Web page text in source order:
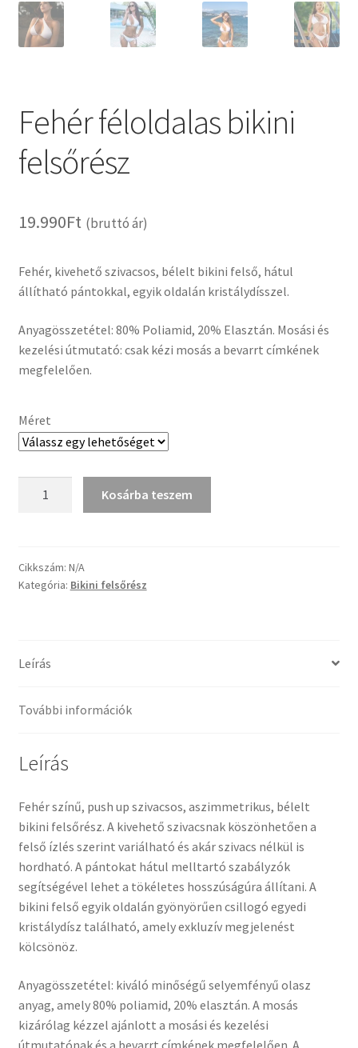
Fehér féloldalas bikini
felsőrész
19.990Ft (bruttó ár)
Fehér, kivehető szivacsos, bélelt bikini felső, hátul
állítható pántokkal, egyik oldalán kristálydísszel.
Anyagösszetétel: 80% Poliamid, 20% Elasztán. Mosási és
kezelési útmutató: csak kézi mosás a bevarrt címkének
megfelelően.
Méret
mennyiség
Kosárba teszem
Cikkszám: N/A
Kategória: Bikini felsőrész
Leírás
További információk
Leírás
Fehér színű, push up szivacsos, aszimmetrikus, bélelt
bikini felsőrész. A kivehető szivacsnak köszönhetően a
felső ízlés szerint variálható és akár szivacs nélkül is
hordható. A pántokat hátul melltartó szabályzók
segítségével lehet a tökéletes hosszúságúra állítani. A
bikini felső egyik oldalán gyönyörűen csillogó egyedi
kristálydísz található, amely exkluzív megjelenést
kölcsönöz.
Anyagösszetétel: kiváló minőségű selyemfényű olasz
anyag, amely 80% poliamid, 20% elasztán. A mosás
kizárólag kézzel ajánlott a mosási és kezelési
útmutatónak és a bevarrt címkének megfelelően. A